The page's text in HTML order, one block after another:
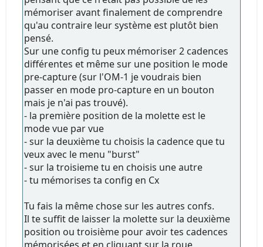
mémoriser avant finalement de comprendre
qu'au contraire leur système est plutôt bien
pensé.
Sur une config tu peux mémoriser 2 cadences
différentes et même sur une position le mode
pre-capture (sur l'OM-1 je voudrais bien
passer en mode pro-capture en un bouton
mais je n'ai pas trouvé).
- la première position de la molette est le
mode vue par vue
- sur la deuxième tu choisis la cadence que tu
veux avec le menu "burst"
- sur la troisieme tu en choisis une autre
- tu mémorises ta config en Cx
Tu fais la même chose sur les autres confs.
Il te suffit de laisser la molette sur la deuxième
position ou troisième pour avoir tes cadences